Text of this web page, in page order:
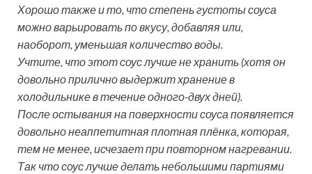
Хорошо также и то, что степень густоты соуса
можно варьировать по вкусу, добавляя или,
наоборот, уменьшая количество воды.
Учтите, что этот соус лучше не хранить (хотя он
довольно прилично выдержит хранение в
холодильнике в течение одного-двух дней).
После остывания на поверхности соуса появляется
довольно неаппетитная плотная плёнка, которая,
тем не менее, исчезает при повторном нагревании.
Так что соус лучше делать небольшими партиями